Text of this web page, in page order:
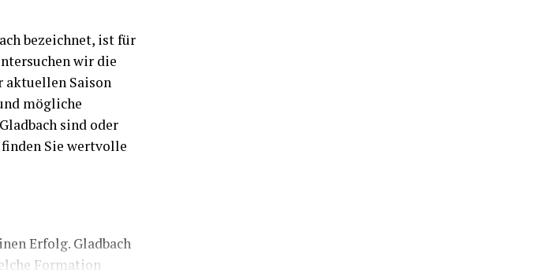
Mittelfeldspieler legt
nach vorne gestaltet
der FC Köln auf eine
und die Flexibilität
und jungen
Köln bestens
bezeichnet, ist für
wir die
aktuellen Saison
mögliche
sind oder
Sie wertvolle
Erfolg. Gladbach
Formation